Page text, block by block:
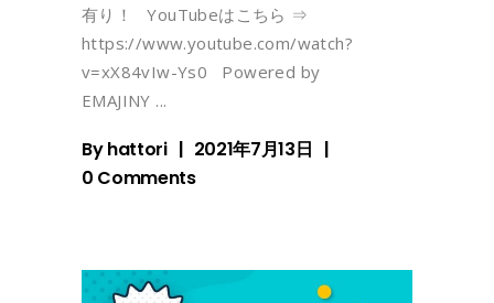
有り！ YouTubeはこちら ⇒
https://www.youtube.com/watch?
v=xX84vIw-Ys0 Powered by
EMAJINY
Byhattori
2021年7月13日
0 Comments